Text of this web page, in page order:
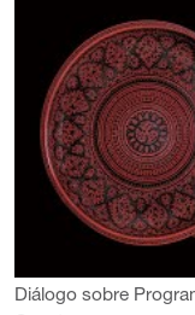
Diálogo sobre